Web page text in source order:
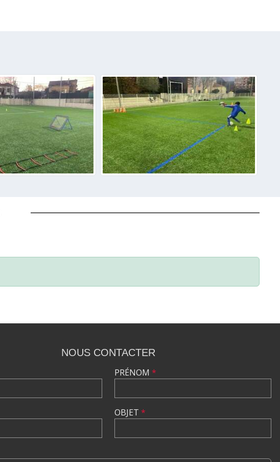
NOUS CONTACTER
PRÉNOM *
OBJET *